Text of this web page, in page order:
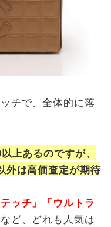
チで、全体的に落
上あるのですが、
外は高価査定が期待
ッチ」「ウルトラ
など、どれも人気は